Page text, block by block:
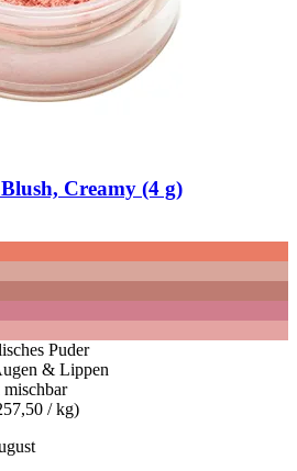
Blush, Creamy (4 g)
Puder
& Lippen
/ kg)